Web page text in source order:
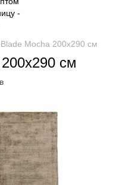
Mocha 200х290 см
см